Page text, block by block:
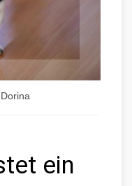
ein